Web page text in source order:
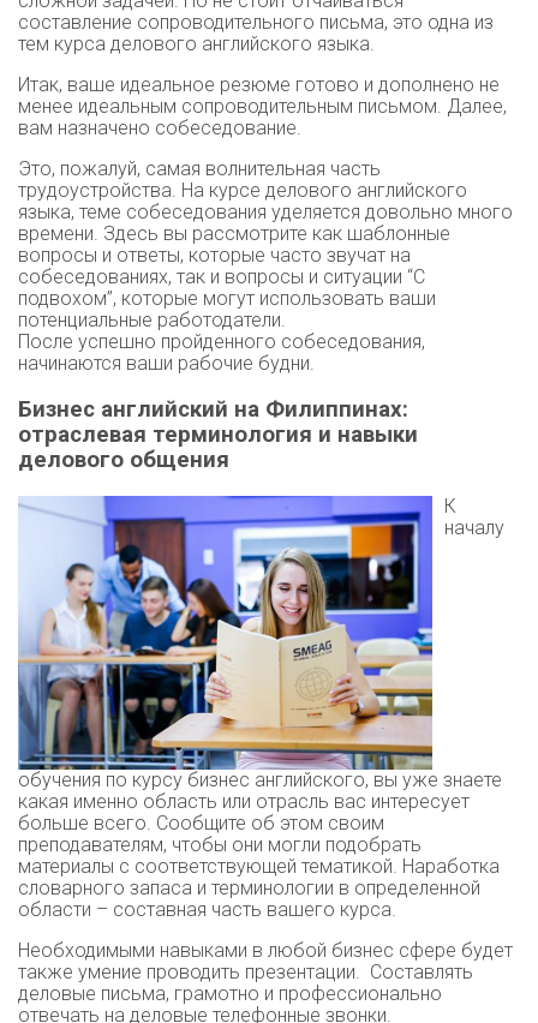
составление сопроводительного письма, это одна из
тем курса делового английского языка.
Итак, ваше идеальное резюме готово и дополнено не
менее идеальным сопроводительным письмом. Далее,
вам назначено собеседование.
Это, пожалуй, самая волнительная часть
трудоустройства. На курсе делового английского
языка, теме собеседования уделяется довольно много
времени. Здесь вы рассмотрите как шаблонные
вопросы и ответы, которые часто звучат на
собеседованиях, так и вопросы и ситуации “С
подвохом”, которые могут использовать ваши
потенциальные работодатели.
После успешно пройденного собеседования,
начинаются ваши рабочие будни.
Бизнес английский на Филиппинах:
отраслевая терминология и навыки
делового общения
К
началу
обучения по курсу бизнес английского, вы уже знаете
какая именно область или отрасль вас интересует
больше всего. Сообщите об этом своим
преподавателям, чтобы они могли подобрать
материалы с соответствующей тематикой. Наработка
словарного запаса и терминологии в определенной
области – составная часть вашего курса.
Необходимыми навыками в любой бизнес сфере будет
также умение проводить презентации. Составлять
деловые письма, грамотно и профессионально
отвечать на деловые телефонные звонки.